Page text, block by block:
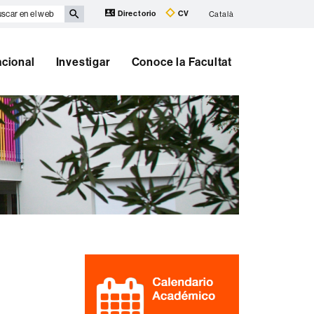
Directorio CV Català
Investigar Conoce la Facultat
Información
complementaria